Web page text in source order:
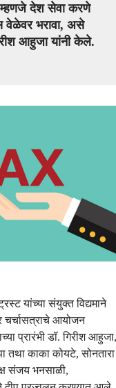
म्हणजे देश सेवा करणे
वेळेवर भरावा, असे
आहुजा यांनी केले.
यांच्या संयुक्त विद्यमाने
चर्चासत्राचे आयोजन
प्रारंभी डॉ. गिरीश आहुजा,
तथा काका कोयटे, सोनतारा
संजय भनसाळी,